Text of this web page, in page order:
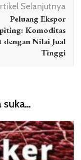
Selanjutnya
Peluang Ekspor
Komoditas
dengan Nilai Jual
Tinggi